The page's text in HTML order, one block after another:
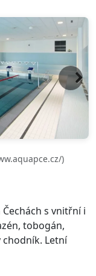
Next
)
s vnitřní i
tobogán,
chodník. Letní